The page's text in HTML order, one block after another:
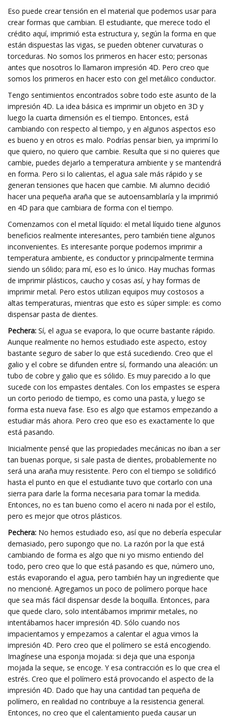
Eso puede crear tensión en el material que podemos usar para
crear formas que cambian. El estudiante, que merece todo el
crédito aquí, imprimió esta estructura y, según la forma en que
están dispuestas las vigas, se pueden obtener curvaturas o
torceduras. No somos los primeros en hacer esto; personas
antes que nosotros lo llamaron impresión 4D. Pero creo que
somos los primeros en hacer esto con gel metálico conductor.
Tengo sentimientos encontrados sobre todo este asunto de la
impresión 4D. La idea básica es imprimir un objeto en 3D y
luego la cuarta dimensión es el tiempo. Entonces, está
cambiando con respecto al tiempo, y en algunos aspectos eso
es bueno y en otros es malo. Podrías pensar bien, ya imprimí lo
que quiero, no quiero que cambie. Resulta que si no quieres que
cambie, puedes dejarlo a temperatura ambiente y se mantendrá
en forma. Pero si lo calientas, el agua sale más rápido y se
generan tensiones que hacen que cambie. Mi alumno decidió
hacer una pequeña araña que se autoensamblaría y la imprimió
en 4D para que cambiara de forma con el tiempo.
Comenzamos con el metal líquido: el metal líquido tiene algunos
beneficios realmente interesantes, pero también tiene algunos
inconvenientes. Es interesante porque podemos imprimir a
temperatura ambiente, es conductor y principalmente termina
siendo un sólido; para mí, eso es lo único. Hay muchas formas
de imprimir plásticos, caucho y cosas así, y hay formas de
imprimir metal. Pero estos utilizan equipos muy costosos a
altas temperaturas, mientras que esto es súper simple: es como
dispensar pasta de dientes.
Pechera: Sí, el agua se evapora, lo que ocurre bastante rápido.
Aunque realmente no hemos estudiado este aspecto, estoy
bastante seguro de saber lo que está sucediendo. Creo que el
galio y el cobre se difunden entre sí, formando una aleación: un
tubo de cobre y galio que es sólido. Es muy parecido a lo que
sucede con los empastes dentales. Con los empastes se espera
un corto periodo de tiempo, es como una pasta, y luego se
forma esta nueva fase. Eso es algo que estamos empezando a
estudiar más ahora. Pero creo que eso es exactamente lo que
está pasando.
Inicialmente pensé que las propiedades mecánicas no iban a ser
tan buenas porque, si sale pasta de dientes, probablemente no
será una araña muy resistente. Pero con el tiempo se solidificó
hasta el punto en que el estudiante tuvo que cortarlo con una
sierra para darle la forma necesaria para tomar la medida.
Entonces, no es tan bueno como el acero ni nada por el estilo,
pero es mejor que otros plásticos.
Pechera: No hemos estudiado eso, así que no debería especular
demasiado, pero supongo que no. La razón por la que está
cambiando de forma es algo que ni yo mismo entiendo del
todo, pero creo que lo que está pasando es que, número uno,
estás evaporando el agua, pero también hay un ingrediente que
no mencioné. Agregamos un poco de polímero porque hace
que sea más fácil dispensar desde la boquilla. Entonces, para
que quede claro, solo intentábamos imprimir metales, no
intentábamos hacer impresión 4D. Sólo cuando nos
impacientamos y empezamos a calentar el agua vimos la
impresión 4D. Pero creo que el polímero se está encogiendo.
Imagínese una esponja mojada: si deja que una esponja
mojada la seque, se encoge. Y esa contracción es lo que crea el
estrés. Creo que el polímero está provocando el aspecto de la
impresión 4D. Dado que hay una cantidad tan pequeña de
polímero, en realidad no contribuye a la resistencia general.
Entonces, no creo que el calentamiento pueda causar un